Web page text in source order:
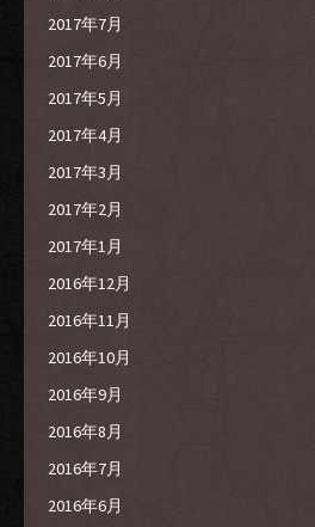
2017年7月
2017年6月
2017年5月
2017年4月
2017年3月
2017年2月
2017年1月
2016年12月
2016年11月
2016年10月
2016年9月
2016年8月
2016年7月
2016年6月